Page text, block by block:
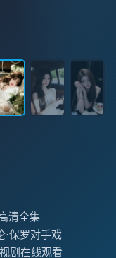
清全集
·保罗对手戏
剧在线观看